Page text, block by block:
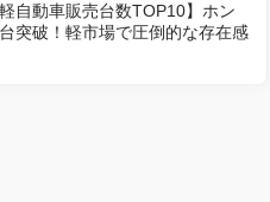
自動車販売台数TOP10】ホン
突破！軽市場で圧倒的な存在感